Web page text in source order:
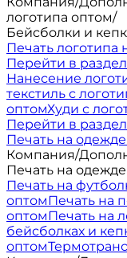
логотипа оптом/
Бейсболки и
Печать логотипа
Перейти в раздел
Нанесение
текстиль с
оптомХуди с
Перейти в раздел
Печать на
Компания/
Печать на
Печать на
оптомПечать на
оптомПечать на
бейсболках и
оптом